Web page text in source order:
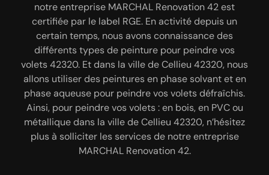
notre entreprise MARCHAL Renovation 42 est
certifiée par le label RGE. En activité depuis un
certain temps, nous avons connaissance des
différents types de peinture pour peindre vos
volets 42320. Et dans la ville de Cellieu 42320, nous
allons utiliser des peintures en phase solvant et en
phase aqueuse pour peindre vos volets défraîchis.
Ainsi, pour peindre vos volets : en bois, en PVC ou
métallique dans la ville de Cellieu 42320, n’hésitez
plus à solliciter les services de notre entreprise
MARCHAL Renovation 42.
solliciter les services de notre entreprise MARCHAL
Renovation 42 pour prendre en main le nettoyage
de vos volets. Notre entreprise MARCHAL
Renovation 42 a à notre disposition les matériels
nécessaires et a connaissance des produits à
utiliser pour nettoyer vos volets en bois, vos volets
roulants en PVC ou métal dans la ville de Cellieu
42320. Nos équipes de peintres 42320 vont
réaliser cette intervention dans le respect des
différentes étapes. Nous pouvons vous assurer, que
vos volets à Cellieu 42320 vont retrouver son éclat
L’installation de volet est une intervention délicate
qui nécessite beaucoup des savoir-faire et des
compétences particulières ; c’est pour cela qu’il
est important de s’en remettre à une entreprise
spécialisée. Dans la ville de Cellieu 42320, fiez-
vous au professionnalisme de notre entreprise
MARCHAL Renovation 42 pour installer le type de
volet que vous souhaitez. Nous avons plusieurs
années d’expérience à notre actif, et avons
connaissance des meilleures méthodes pour poser
vos volets 42320. Le volet poser par notre